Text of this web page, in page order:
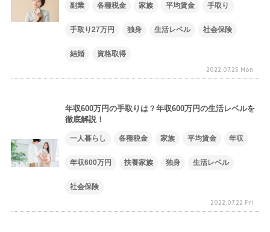
副業 各種税金 家族 平均賃金 手取り
手取り27万円 独身 生活レベル 社会保険
結婚 資格取得
2022.07.25 Mon
年収600万円の手取りは？年収600万円の生活レベルを
徹底解説！
一人暮らし 各種税金 家族 平均賃金 年収
年収600万円 扶養家族 独身 生活レベル
社会保険
2022.07.22 Fri